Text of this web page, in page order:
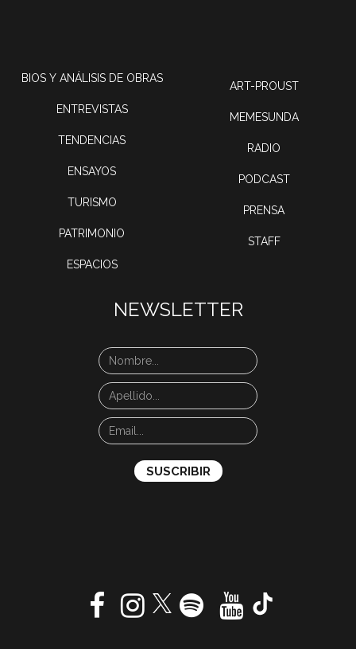
BIOS Y ANÁLISIS DE OBRAS
ENTREVISTAS
TENDENCIAS
ENSAYOS
TURISMO
PATRIMONIO
ESPACIOS
ART-PROUST
MEMESUNDA
RADIO
PODCAST
PRENSA
STAFF
NEWSLETTER